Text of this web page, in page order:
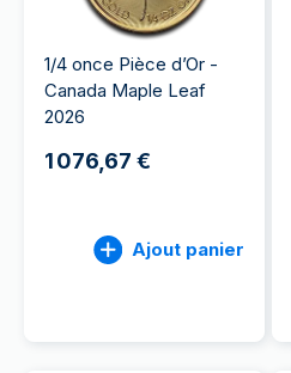
1/4 once Pièce d’Or -
Canada Maple Leaf
2026
1 076,67 €
Ajout panier